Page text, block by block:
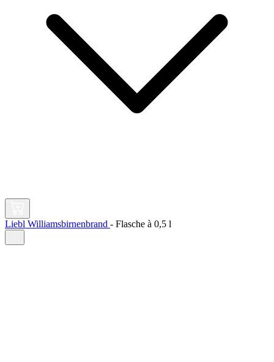
Liebl Williamsbirnenbrand - Flasche à 0,5 l